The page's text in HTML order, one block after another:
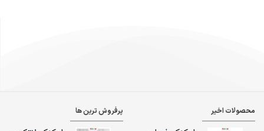
محصولات اخیر پرفروش ترین ها